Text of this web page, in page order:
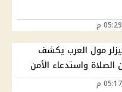
مول العرب يكشف
واستدعاء الأمن